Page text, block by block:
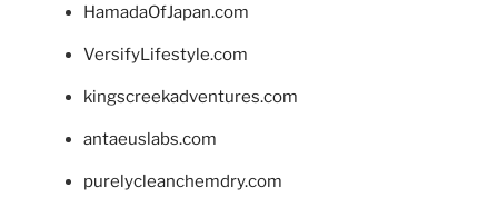
HamadaOfJapan.com
VersifyLifestyle.com
kingscreekadventures.com
antaeuslabs.com
purelycleanchemdry.com